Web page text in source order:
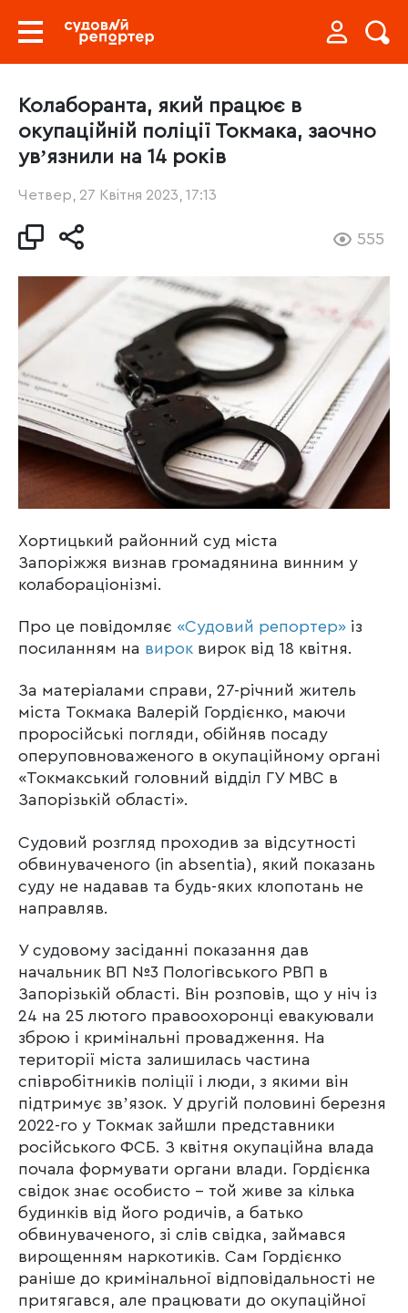
Колаборанта, який працює в
окупаційній поліції Токмака, заочно
увʼязнили на 14 років
Четвер, 27 Квітня 2023, 17:13
555
Хортицький районний суд міста
Запоріжжя визнав громадянина винним у
колабораціонізмі.
Про це повідомляє «Судовий репортер» із
посиланням на вирок вирок від 18 квітня.
За матеріалами справи, 27-річний житель
міста Токмака Валерій Гордієнко, маючи
проросійські погляди, обійняв посаду
оперуповноваженого в окупаційному органі
«Токмакський головний відділ ГУ МВС в
Запорізькій області».
Судовий розгляд проходив за відсутності
обвинуваченого (in absentia), який показань
суду не надавав та будь-яких клопотань не
направляв.
У судовому засіданні показання дав
начальник ВП №3 Пологівського РВП в
Запорізькій області. Він розповів, що у ніч із
24 на 25 лютого правоохоронці евакуювали
зброю і кримінальні провадження. На
території міста залишилась частина
співробітників поліції і люди, з якими він
підтримує звʼязок. У другій половині березня
2022-го у Токмак зайшли представники
російського ФСБ. З квітня окупаційна влада
почала формувати органи влади. Гордієнка
свідок знає особисто – той живе за кілька
будинків від його родичів, а батько
обвинуваченого, зі слів свідка, займався
вирощенням наркотиків. Сам Гордієнко
раніше до кримінальної відповідальності не
притягався, але працювати до окупаційної